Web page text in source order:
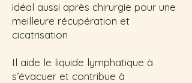
idéal aussi après chirurgie pour une
meilleure récupération et
cicatrisation
Il aide le liquide lymphatique à
s’évacuer et contribue à